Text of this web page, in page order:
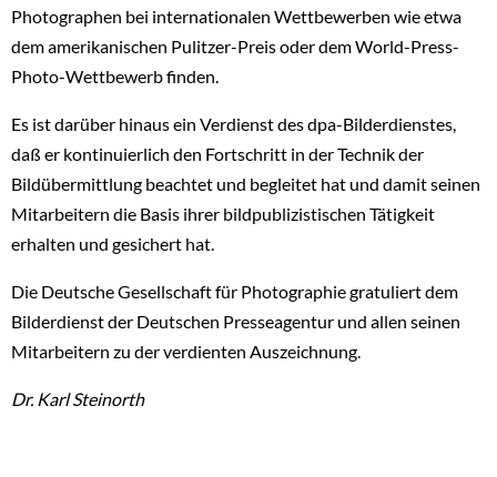
Photographen bei internationalen Wettbewerben wie etwa
dem amerikanischen Pulitzer-Preis oder dem World-Press-
Photo-Wettbewerb finden.
Es ist darüber hinaus ein Verdienst des dpa-Bilderdienstes,
daß er kontinuierlich den Fortschritt in der Technik der
Bildübermittlung beachtet und begleitet hat und damit seinen
Mitarbeitern die Basis ihrer bildpublizistischen Tätigkeit
erhalten und gesichert hat.
Die Deutsche Gesellschaft für Photographie gratuliert dem
Bilderdienst der Deutschen Presseagentur und allen seinen
Mitarbeitern zu der verdienten Auszeichnung.
Dr. Karl Steinorth